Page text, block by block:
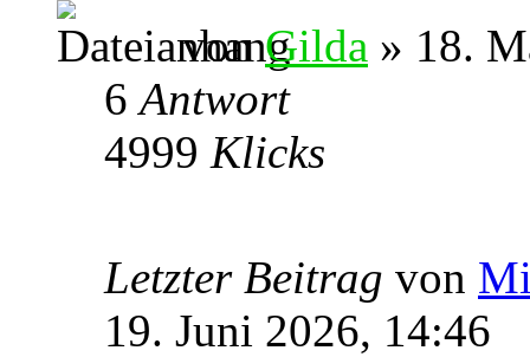
vonGilda » 18.
6Antwort
4999 Klicks
Letzter Beitrag von
19. Juni 2026, 14:46